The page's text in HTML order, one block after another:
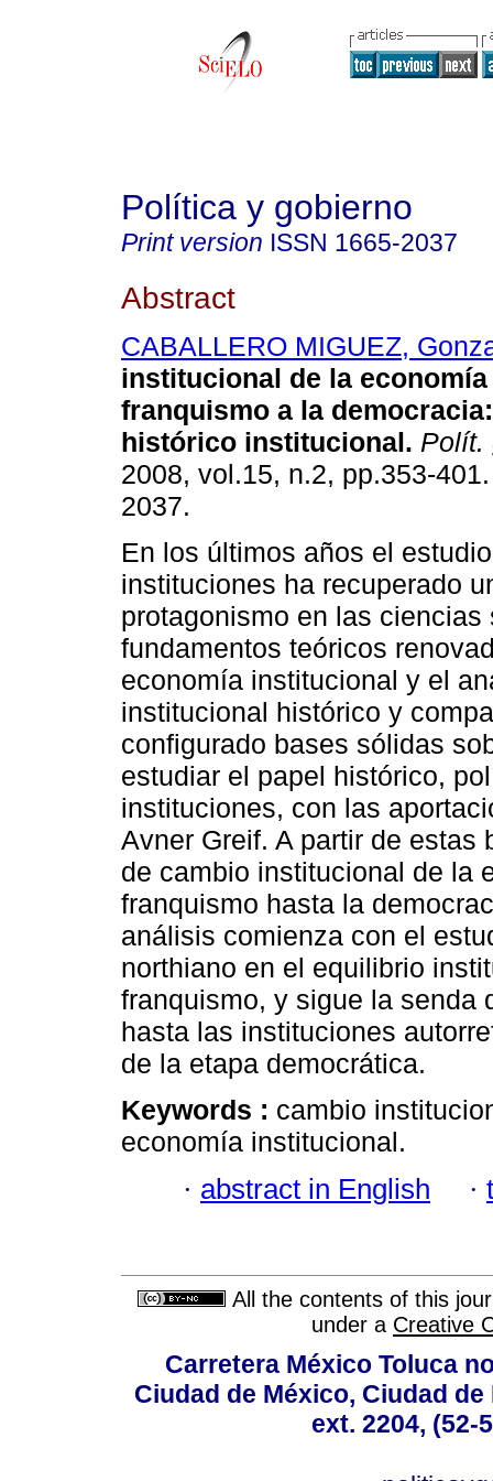
Política y gobierno
Print version ISSN 1665-2037
Abstract
CABALLERO MIGUEZ,
institucional de la
franquismo a la democracia
histórico institucional. Polít.
2008, vol.15, n.2, pp.353-
2037.
En los últimos años el
instituciones ha recuperado
protagonismo en las ciencias
fundamentos teóricos
economía institucional y el
institucional histórico y
configurado bases sólidas
estudiar el papel histórico,
instituciones, con las
Avner Greif. A partir de
de cambio institucional de la
franquismo hasta la
análisis comienza con el
northiano en el equilibrio
franquismo, y sigue la senda
hasta las instituciones
de la etapa democrática.
Keywords : cambio
economía institucional.
· abstract in English ·
All the contents of this
under a Creative
Carretera México Toluca
Ciudad de México, Ciudad de
ext. 2204, (52-